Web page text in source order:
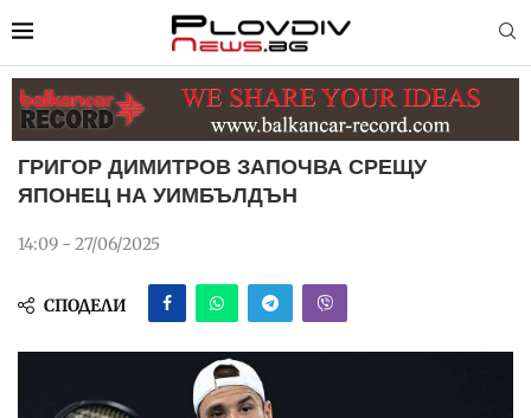
ГРИГОР ДИМИТРОВ ЗАПОЧВА СРЕЩУ
ЯПОНЕЦ НА УИМБЪЛДЪН
14:09 - 27/06/2025
СПОДЕЛИ